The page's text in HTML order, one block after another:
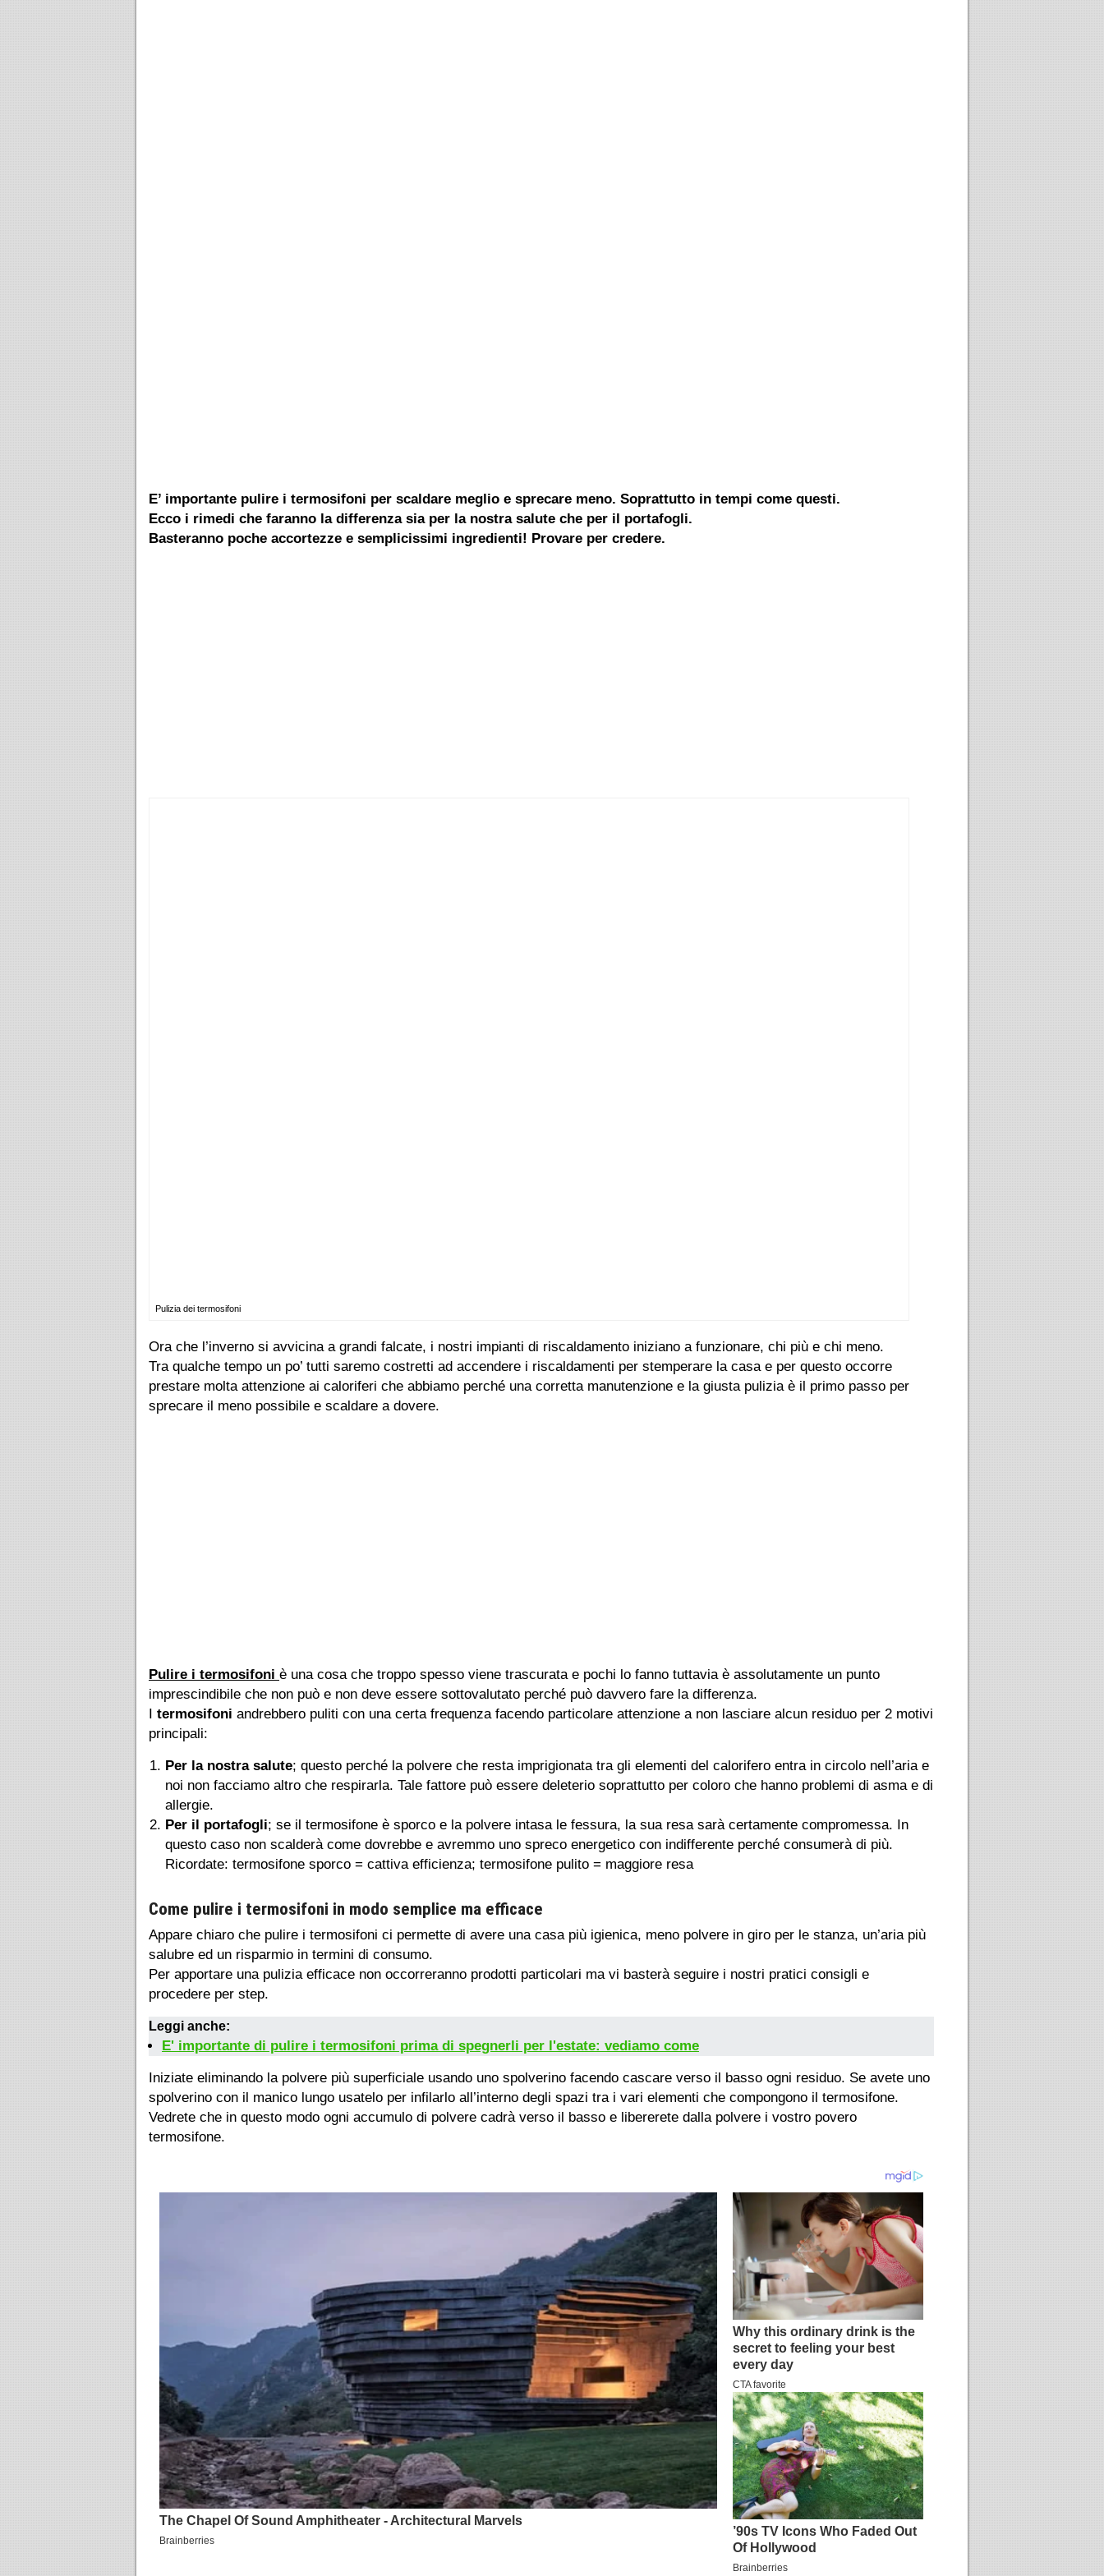
E’ importante pulire i termosifoni per scaldare meglio e sprecare meno. Soprattutto in tempi come questi.
Ecco i rimedi che faranno la differenza sia per la nostra salute che per il portafogli.
Basteranno poche accortezze e semplicissimi ingredienti! Provare per credere.
Pulizia dei termosifoni
Ora che l’inverno si avvicina a grandi falcate, i nostri impianti di riscaldamento iniziano a funzionare, chi più e chi meno.
Tra qualche tempo un po’ tutti saremo costretti ad accendere i riscaldamenti per stemperare la casa e per questo occorre
prestare molta attenzione ai caloriferi che abbiamo perché una corretta manutenzione e la giusta pulizia è il primo passo per
sprecare il meno possibile e scaldare a dovere.
Pulire i termosifoni è una cosa che troppo spesso viene trascurata e pochi lo fanno tuttavia è assolutamente un punto
imprescindibile che non può e non deve essere sottovalutato perché può davvero fare la differenza.
I termosifoni andrebbero puliti con una certa frequenza facendo particolare attenzione a non lasciare alcun residuo per 2 motivi
principali:
Per la nostra salute; questo perché la polvere che resta imprigionata tra gli elementi del calorifero entra in circolo nell’aria e
noi non facciamo altro che respirarla. Tale fattore può essere deleterio soprattutto per coloro che hanno problemi di asma e di
allergie.
Per il portafogli; se il termosifone è sporco e la polvere intasa le fessura, la sua resa sarà certamente compromessa. In
questo caso non scalderà come dovrebbe e avremmo uno spreco energetico con indifferente perché consumerà di più.
Ricordate: termosifone sporco = cattiva efficienza; termosifone pulito = maggiore resa
Come pulire i termosifoni in modo semplice ma efficace
Appare chiaro che pulire i termosifoni ci permette di avere una casa più igienica, meno polvere in giro per le stanza, un’aria più
salubre ed un risparmio in termini di consumo.
Per apportare una pulizia efficace non occorreranno prodotti particolari ma vi basterà seguire i nostri pratici consigli e
procedere per step.
Leggi anche:
E' importante di pulire i termosifoni prima di spegnerli per l'estate: vediamo come
Iniziate eliminando la polvere più superficiale usando uno spolverino facendo cascare verso il basso ogni residuo. Se avete uno
spolverino con il manico lungo usatelo per infilarlo all’interno degli spazi tra i vari elementi che compongono il termosifone.
Vedrete che in questo modo ogni accumulo di polvere cadrà verso il basso e libererete dalla polvere i vostro povero
termosifone.